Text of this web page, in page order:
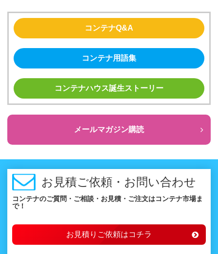
コンテナQ&A
コンテナ用語集
コンテナハウス誕生ストーリー
メールマガジン購読
お見積ご依頼・お問い合わせ
コンテナのご質問・ご相談・お見積・ご注文はコンテナ市場ま
で！
お見積りご依頼はコチラ